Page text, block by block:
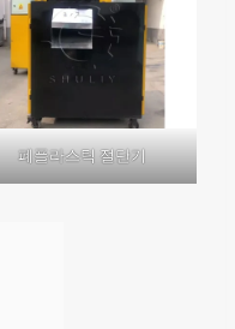
폐플라스틱 절단기